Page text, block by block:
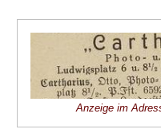
Anzeige im